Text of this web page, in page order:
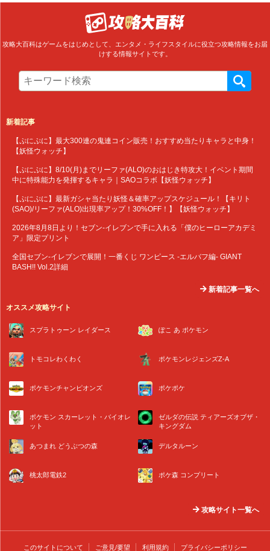
攻略大百科はゲームをはじめとして、エンタメ・ライフスタイルに役立つ攻略情報をお届
けする情報サイトです。
新着記事
【ぷにぷに】最大300連の鬼連コイン販売！おすすめ当たりキャラと中身！
【妖怪ウォッチ】
【ぷにぷに】8/10(月)までリーファ(ALO)のおはじき特攻大！イベント期間
中に特殊能力を発揮するキャラ｜SAOコラボ【妖怪ウォッチ】
【ぷにぷに】最新ガシャ当たり妖怪＆確率アップスケジュール！【キリト
(SAO)/リーファ(ALO)出現率アップ！30%OFF！】【妖怪ウォッチ】
2026年8月8日より！セブン‐イレブンで手に入れる「僕のヒーローアカデミ
ア」限定プリント
全国セブン‐イレブンで展開！一番くじ ワンピース -エルバフ編- GIANT
BASH!! Vol.2詳細
新着記事一覧へ
オススメ攻略サイト
スプラトゥーン レイダース ぽこ あ ポケモン
トモコレわくわく ポケモンレジェンズZ-A
ポケモンチャンピオンズ ポケポケ
ポケモン スカーレット・バイオレ
ット
ゼルダの伝説 ティアーズオブザ・
キングダム
あつまれ どうぶつの森 デルタルーン
桃太郎電鉄2 ポケ森 コンプリート
攻略サイト一覧へ
このサイトについて ご意見/要望 利用規約 プライバシーポリシー